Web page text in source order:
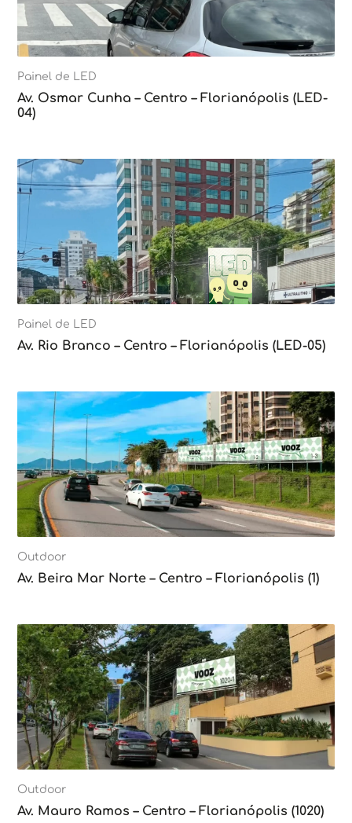
Painel de LED
Av. Osmar Cunha – Centro – Florianópolis (LED-
04)
Painel de LED
Av. Rio Branco – Centro – Florianópolis (LED-05)
Outdoor
Av. Beira Mar Norte – Centro – Florianópolis (1)
Outdoor
Av. Mauro Ramos – Centro – Florianópolis (1020)